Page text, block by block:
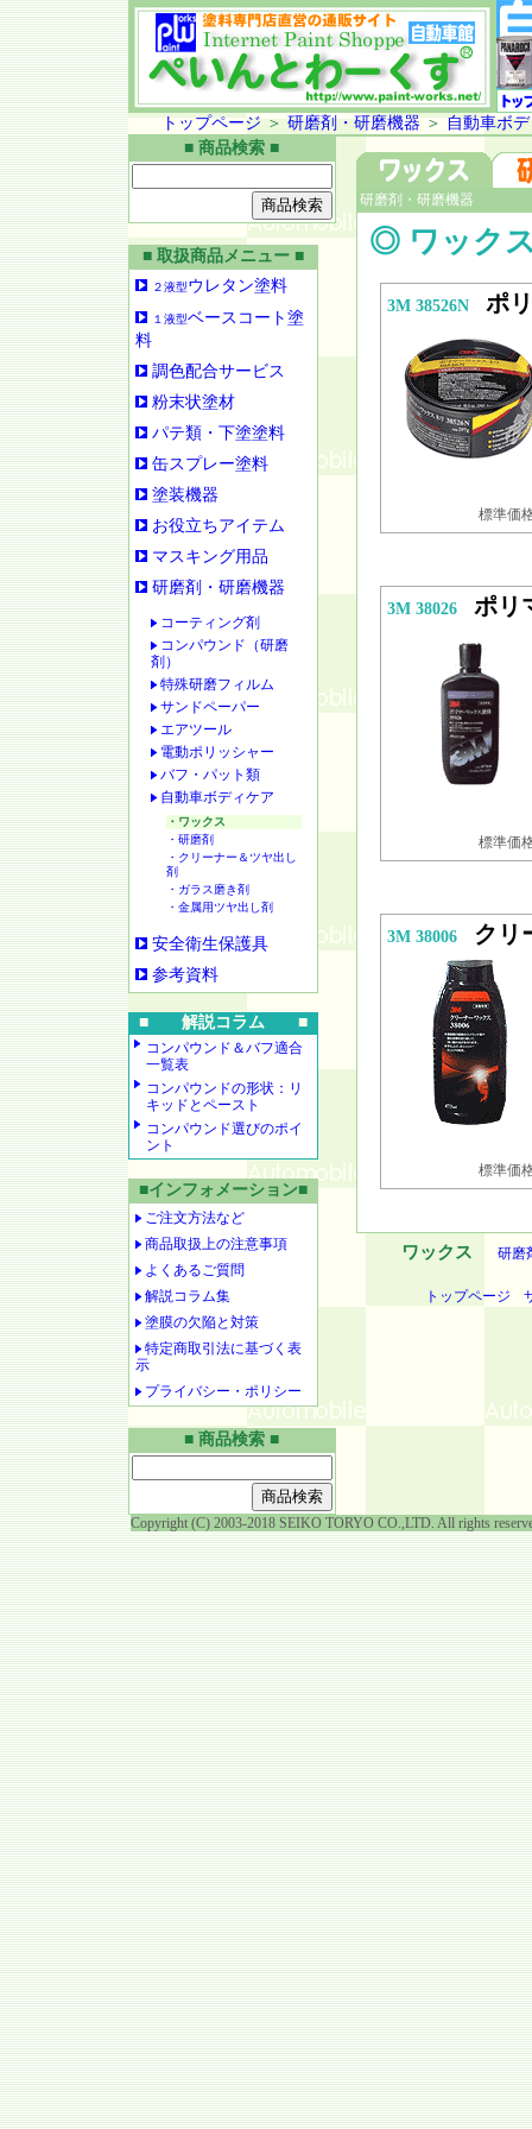
トップページ ＞ 研磨剤・研磨機器 ＞ 自動車ボ
■ 商品検索 ■
■ 取扱商品メニュー ■
２液型ウレタン塗料
１液型ベースコート塗
料
調色配合サービス
粉末状塗材
パテ類・下塗塗料
缶スプレー塗料
塗装機器
お役立ちアイテム
マスキング用品
研磨剤・研磨機器
コーティング剤
コンパウンド（研磨
剤）
特殊研磨フィルム
サンドペーパー
エアツール
電動ポリッシャー
バフ・パット類
自動車ボディケア
・ワックス
・研磨剤
・クリーナー＆ツヤ出し
剤
・ガラス磨き剤
・金属用ツヤ出し剤
安全衛生保護具
参考資料
■ 解説コラム ■
コンパウンド＆バフ適合
一覧表
コンパウンドの形状：リ
キッドとペースト
コンパウンド選びのポイ
ント
■インフォメーション■
ご注文方法など
商品取扱上の注意事項
よくあるご質問
解説コラム集
塗膜の欠陥と対策
特定商取引法に基づく表
示
プライバシー・ポリシー
■ 商品検索 ■
研磨剤・研磨機器
◎ ワック
3M 38526N ポ
標準価
3M 38026 ポリ
標準価
3M 38006 クリ
標準価
ワックス 研磨
トップページ
Copyright (C) 2003-2018 SEIKO TORYO CO.,LTD. All rights